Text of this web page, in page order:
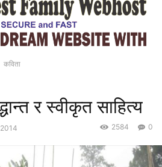
कविता
र स्वीकृत साहित्य
0
2584